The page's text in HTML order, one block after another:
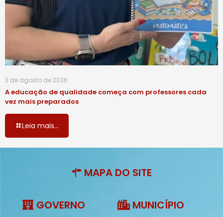
3 de agosto de 2026
A educação de qualidade começa com professores cada
vez mais preparados
Leia mais...
MAPA DO SITE
GOVERNO MUNICÍPIO